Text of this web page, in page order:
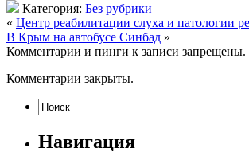
Категория: Без рубрики
« Центр реабилитации слуха и патологии
В Крым на aвтoбусe Синбад »
Комментарии и пинги к записи запрещены.
Комментарии закрыты.
Навигация